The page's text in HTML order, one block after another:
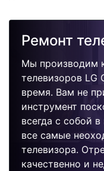
Ремонт
Мы производим
телевизоров LG
время. Вам не
инструмент
всегда с собой
все самые
телевизора.
качественно и